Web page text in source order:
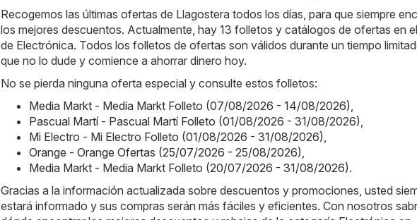
Recogemos las últimas ofertas de Llagostera todos los días, para que siempre
los mejores descuentos. Actualmente, hay 13 folletos y catálogos de ofertas en
de Electrónica. Todos los folletos de ofertas son válidos durante un tiempo
que no lo dude y comience a ahorrar dinero hoy.
No se pierda ninguna oferta especial y consulte estos folletos:
Media Markt - Media Markt Folleto (07/08/2026 - 14/08/2026),
Pascual Martí - Pascual Martí Folleto (01/08/2026 - 31/08/2026),
Mi Electro - Mi Electro Folleto (01/08/2026 - 31/08/2026),
Orange - Orange Ofertas (25/07/2026 - 25/08/2026),
Media Markt - Media Markt Folleto (20/07/2026 - 31/08/2026).
Gracias a la información actualizada sobre descuentos y promociones, usted
estará informado y sus compras serán más fáciles y eficientes. Con nosotros